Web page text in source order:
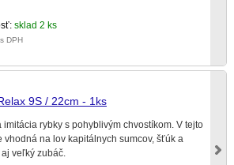
sklad 2 ks
s DPH
9S / 22cm - 1ks
imitácia rybky s pohyblivým chvostíkom. V tejto
vhodná na lov kapitálnych sumcov, šťúk a
veľký zubáč.